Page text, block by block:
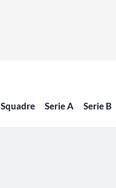
Squadre Serie A Serie B